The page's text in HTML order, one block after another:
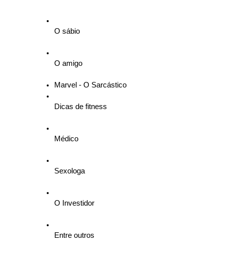
O sábio
O amigo
Marvel - O Sarcástico
Dicas de fitness
Médico
Sexologa
O Investidor
Entre outros